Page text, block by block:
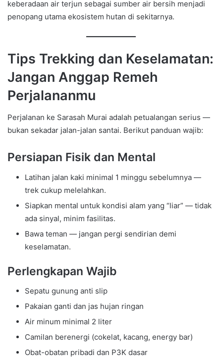
keberadaan air terjun sebagai sumber air bersih menjadi
penopang utama ekosistem hutan di sekitarnya.
Tips Trekking dan Keselamatan:
Jangan Anggap Remeh
Perjalananmu
Perjalanan ke Sarasah Murai adalah petualangan serius —
bukan sekadar jalan-jalan santai. Berikut panduan wajib:
Persiapan Fisik dan Mental
Latihan jalan kaki minimal 1 minggu sebelumnya —
trek cukup melelahkan.
Siapkan mental untuk kondisi alam yang “liar” — tidak
ada sinyal, minim fasilitas.
Bawa teman — jangan pergi sendirian demi
keselamatan.
Perlengkapan Wajib
Sepatu gunung anti slip
Pakaian ganti dan jas hujan ringan
Air minum minimal 2 liter
Camilan berenergi (cokelat, kacang, energy bar)
Obat-obatan pribadi dan P3K dasar